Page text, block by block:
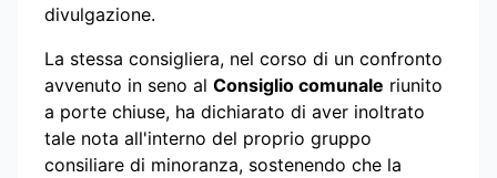
divulgazione.
La stessa consigliera, nel corso di un confronto
avvenuto in seno al Consiglio comunale riunito
a porte chiuse, ha dichiarato di aver inoltrato
tale nota all'interno del proprio gruppo
consiliare di minoranza, sostenendo che la